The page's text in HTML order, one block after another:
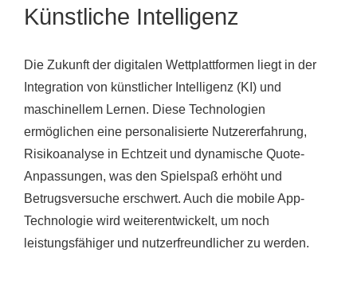
Künstliche Intelligenz
Die Zukunft der digitalen Wettplattformen liegt in der
Integration von künstlicher Intelligenz (KI) und
maschinellem Lernen. Diese Technologien
ermöglichen eine personalisierte Nutzererfahrung,
Risikoanalyse in Echtzeit und dynamische Quote-
Anpassungen, was den Spielspaß erhöht und
Betrugsversuche erschwert. Auch die mobile App-
Technologie wird weiterentwickelt, um noch
leistungsfähiger und nutzerfreundlicher zu werden.